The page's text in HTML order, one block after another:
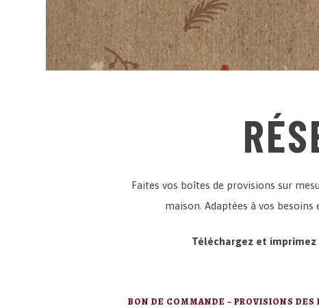
Faites vos boîtes de provisions sur
maison. Adaptées à vos
Téléchargez et imprimez
BON DE COMMANDE – PROVISIONS DES